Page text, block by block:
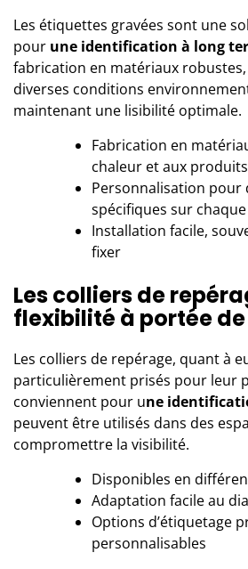
Les étiquettes gravées sont une
pour une identification à long
fabrication en matériaux
diverses conditions
maintenant une lisibilité optimale.
Fabrication en
chaleur et aux
Personnalisation pour
spécifiques sur
Installation facile,
fixer
Les colliers de
flexibilité à portée
Les colliers de repérage, quant à
particulièrement prisés pour leur
conviennent pour une
peuvent être utilisés dans des
compromettre la visibilité.
Disponibles en
Adaptation facile au
Options d’étiquetage
personnalisables